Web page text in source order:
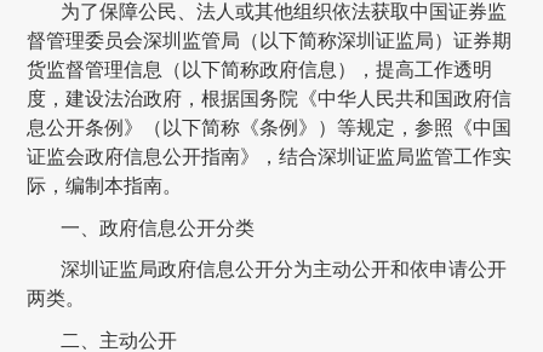
为了保障公民、法人或其他组织依法获取中国证券监
督管理委员会深圳监管局 （以下简称深圳证监局）证券期
货监督管理信息（以下简称政府信息），提高工作透明
度，建设法治政府，根据国务院《中华人民共和国政府信
息公开条例》（以下简称《条例》）等规定，参照《中国
证监会政府信息公开指南》，结合深圳证监局监管工作实
际，编制本指南。
一、政府信息公开分类
深圳证监局政府信息公开分为主动公开和依申请公开
两类。
二、主动公开